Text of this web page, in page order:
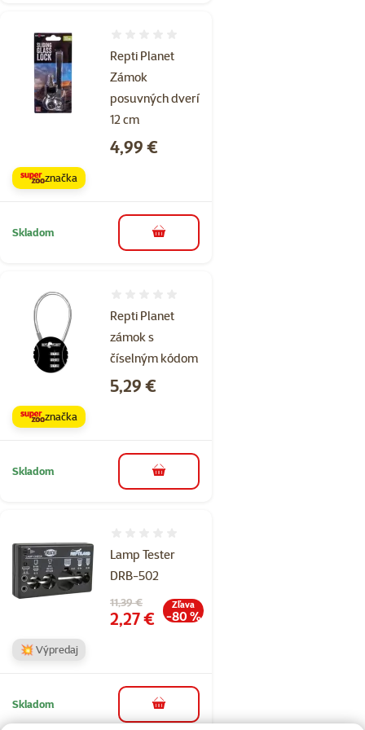
Repti Planet
Zámok
posuvných dverí
12 cm
Cena
4,99 €
značka
Skladom do košíka
Repti Planet
zámok s
číselným kódom
Cena
5,29 €
značka
Skladom do košíka
Lamp Tester
DRB-502
Pôvodná cena
11,39 €
Cena
2,27 €
Zľava
-80 %
💥 Výpredaj
Skladom do košíka